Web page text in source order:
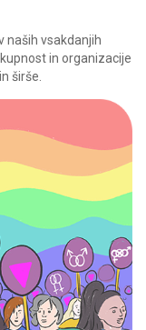
naših vsakdanjih
in organizacije
širše.